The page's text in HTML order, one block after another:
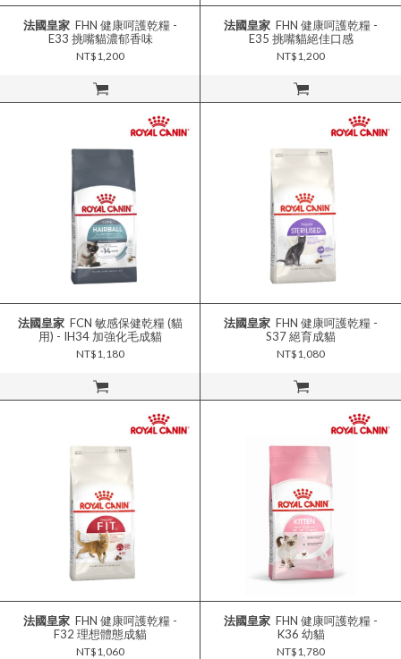
立即購買
法國皇家
E33 挑嘴貓濃郁香味
NT$1,200
立即購買
法國皇家
E35 挑嘴貓絕佳口感
NT$1,200
立即購買
法國皇家
用) - IH34 加強化毛成貓
NT$1,180
立即購買
法國皇家
S37 絕育成貓
NT$1,080
法國皇家
F32 理想體態成貓
NT$1,060
法國皇家
K36 幼貓
NT$1,780